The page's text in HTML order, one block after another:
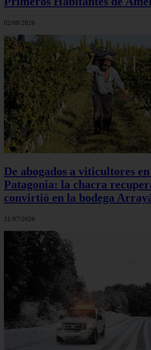
02/08/2026
De abogados a viticultores
Patagonia: la chacra
convirtió en la bodega
31/07/2026